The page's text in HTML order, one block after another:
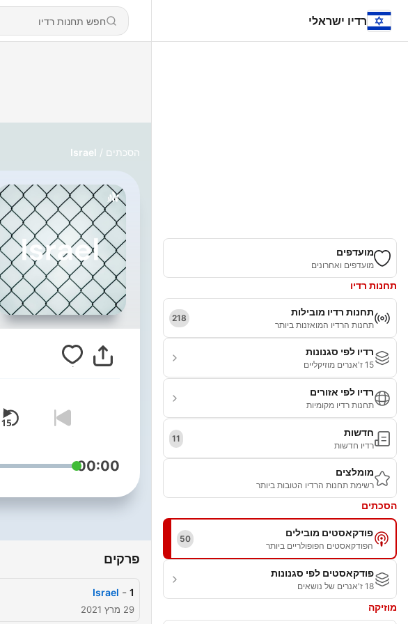
רדיו ישראלי
מועדפים
מועדפים ואחרונים
תחנות רדיו
תחנות רדיו מובילות
תחנות הרדיו המואזנות ביותר
218
רדיו לפי סגנונות
15 ז'אנרים מוזיקליים
רדיו לפי אזורים
תחנות רדיו מקומיות
חדשות
רדיו חדשות
11
מומלצים
רשימת תחנות הרדיו הטובות ביותר
הסכתים
פודקאסטים מובילים
הפודקאסטים הפופולריים ביותר
50
פודקאסטים לפי סגנונות
18 ז'אנרים של נושאים
מוזיקה
הסכתים Israel
00:00
פרקים
1
-
Israel
29 מרץ 2021